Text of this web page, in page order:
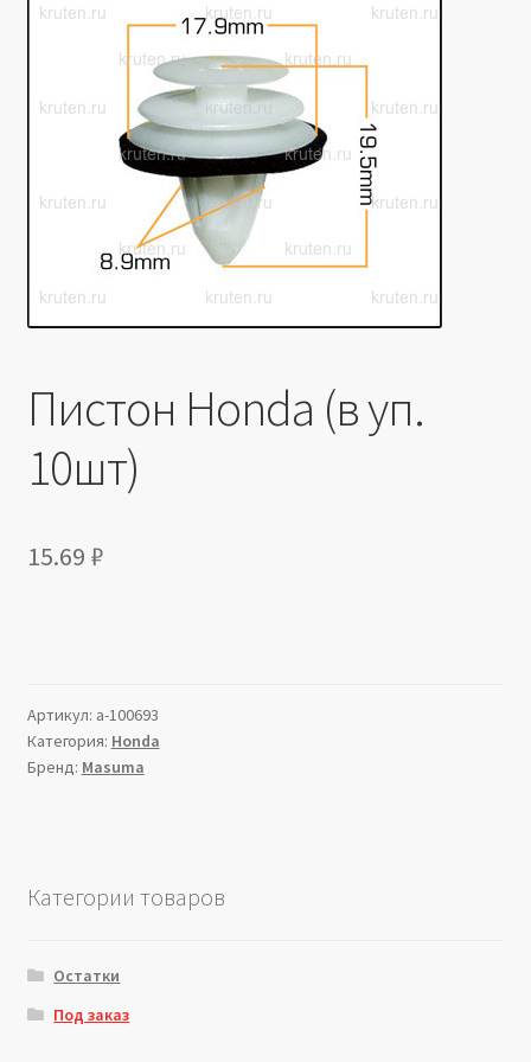
Производители
Юридические данные
Пистон Honda (в уп.
10шт)
15.69 ₽
Артикул: a-100693
Категория: Honda
Бренд: Masuma
Категории товаров
Остатки
Под заказ